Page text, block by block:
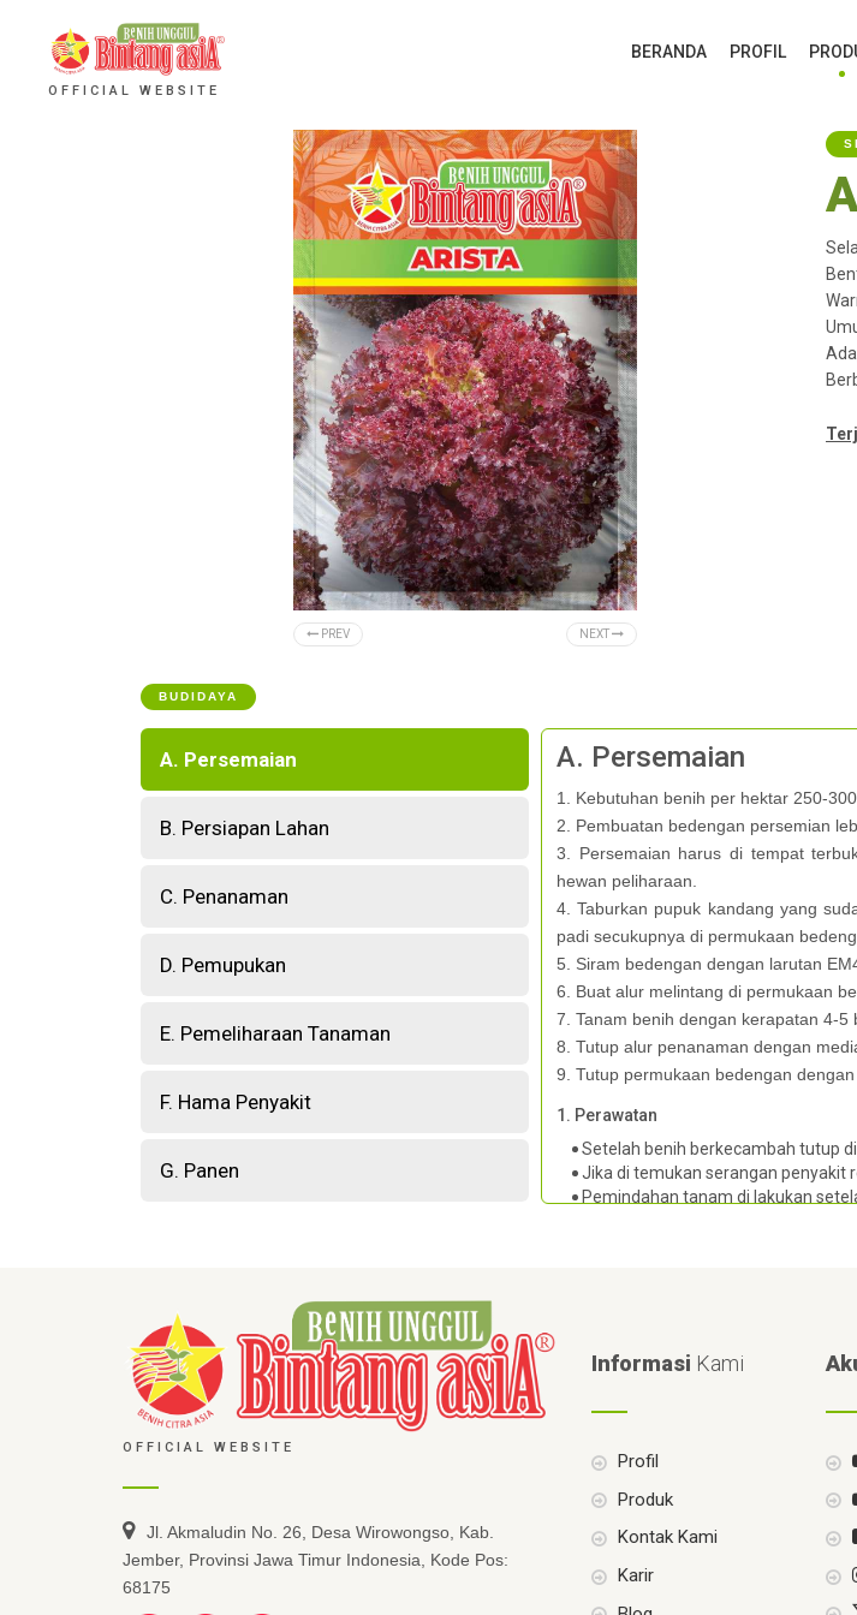
OFFICIAL WEBSITE
BERANDA PROFIL
PREV NEXT
BUDIDAYA
A. Persemaian
B. Persiapan Lahan
C. Penanaman
D. Pemupukan
E. Pemeliharaan Tanaman
F. Hama Penyakit
G. Panen
A. Persemaian
1. Kebutuhan benih per hektar 250-
2. Pembuatan bedengan persemian
3. Persemaian harus di tempat
hewan peliharaan.
4. Taburkan pupuk kandang yang
padi secukupnya di permukaan
5. Siram bedengan dengan larutan
6. Buat alur melintang di permukaan
7. Tanam benih dengan kerapatan 4-5
8. Tutup alur penanaman dengan
9. Tutup permukaan bedengan
1. Perawatan
Setelah benih berkecambah tutup
Jika di temukan serangan penyakit
Pemindahan tanam di lakukan
OFFICIAL WEBSITE
Jl. Akmaludin No. 26, Desa Wirowongso, Kab.
Jember, Provinsi Jawa Timur Indonesia, Kode Pos:
68175
Informasi Kami
Profil
Produk
Kontak Kami
Karir